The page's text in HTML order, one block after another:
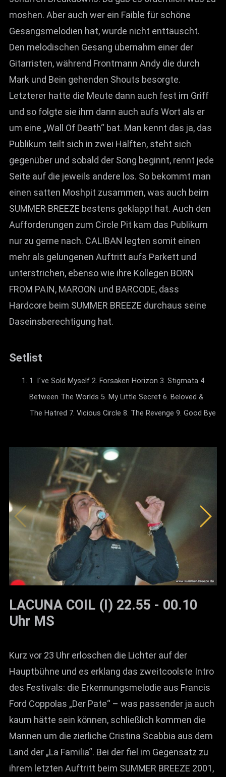
moshen. Aber auch wer ein Faible für schöne
Gesangsmelodien hat, wurde nicht enttäuscht.
Den melodischen Gesang übernahm einer der
Gitarristen, während Frontmann Andy die durch
Mark und Bein gehenden Shouts besorgte.
Letzterer hatte die Meute dann auch fest im Griff
und so folgte sie ihm dann auch aufs Wort als er
um eine „Wall Of Death“ bat. Man kennt das ja, das
Publikum teilt sich in zwei Hälften, steht sich
gegenüber und sobald der Song beginnt, rennt jede
Seite auf die jeweils andere los. So bekommt man
einen satten Moshpit zusammen, was auch beim
SUMMER BREEZE bestens geklappt hat. Auch den
Aufforderungen zum Circle Pit kam das Publikum
nur zu gerne nach. CALIBAN legten somit einen
mehr als gelungenen Auftritt aufs Parkett und
unterstrichen, ebenso wie ihre Kollegen BORN
FROM PAIN, MAROON und BARCODE, dass
Hardcore beim SUMMER BREEZE durchaus seine
Daseinsberechtigung hat.
Setlist
1. I´ve Sold Myself 2. Forsaken Horizon 3. Stigmata 4.
Between The Worlds 5. My Little Secret 6. Beloved &
The Hatred 7. Vicious Circle 8. The Revenge 9. Good Bye
LACUNA COIL (I) 22.55 - 00.10
Uhr MS
Kurz vor 23 Uhr erloschen die Lichter auf der
Hauptbühne und es erklang das zweitcoolste Intro
des Festivals: die Erkennungsmelodie aus Francis
Ford Coppolas „Der Pate“ – was passender ja auch
kaum hätte sein können, schließlich kommen die
Mannen um die zierliche Cristina Scabbia aus dem
Land der „La Familia“. Bei der fiel im Gegensatz zu
ihrem letzten Auftritt beim SUMMER BREEZE 2001,